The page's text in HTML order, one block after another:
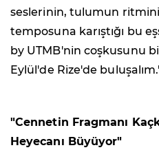
seslerinin, tulumun
temposuna karıştığı bu
by UTMB'nin coşkusunu
Eylül'de Rize'de
"Cennetin Fragmanı
Heyecanı Büyüyor"